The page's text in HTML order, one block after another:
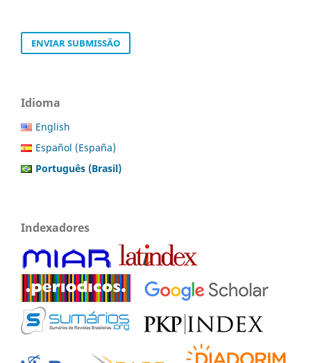
ENVIAR SUBMISSÃO
Idioma
English
Español (España)
Português (Brasil)
Indexadores